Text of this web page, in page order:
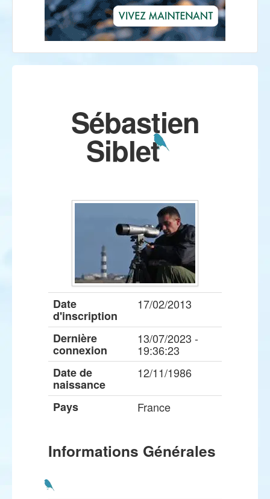
Sébastien
Siblet
Date
d'inscription
17/02/2013
Dernière
connexion
13/07/2023 -
19:36:23
Date de
naissance
12/11/1986
Pays France
Informations Générales